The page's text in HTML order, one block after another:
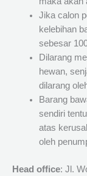
Jika calon
kelebihan
sebesar
Dilarang
hewan,
dilarang
Barang
sendiri
atas
oleh
Head office: Jl.